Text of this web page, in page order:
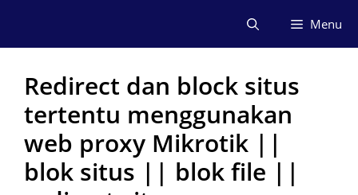
isi
Menu
Redirect dan block situs
tertentu menggunakan
web proxy Mikrotik ||
blok situs || blok file ||